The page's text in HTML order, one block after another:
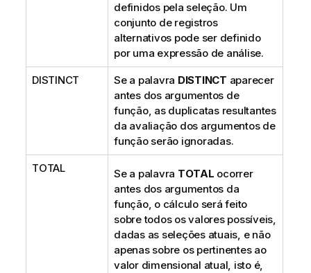
a
definidos pela seleção. Um
conjunto de registros
alternativos pode ser definido
por uma expressão de análise.
DISTINCT Se a palavra DISTINCT aparecer
antes dos argumentos de
função, as duplicatas resultantes
da avaliação dos argumentos de
função serão ignoradas.
TOTAL Se a palavra TOTAL ocorrer
antes dos argumentos da
função, o cálculo será feito
sobre todos os valores possíveis,
dadas as seleções atuais, e não
apenas sobre os pertinentes ao
valor dimensional atual, isto é,